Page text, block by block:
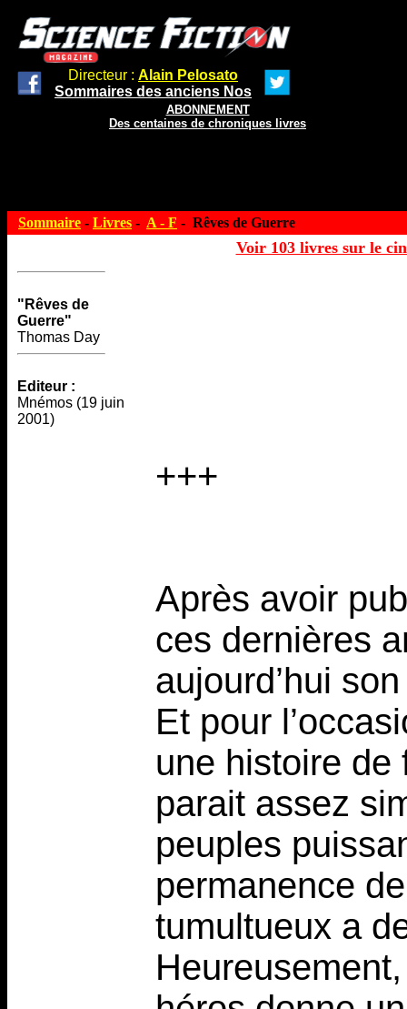
Directeur : Alain Pelosato
Sommaires des anciens Nos
ABONNEMENT
Des centaines de chroniques livres
Sommaire - Livres - A - F - Rêves de Guerre
Voir 103 livres sur le
"Rêves de
Guerre"
Thomas Day
Editeur :
Mnémos (19 juin
2001)
+++
Après avoir
ces dernières
aujourd’hui
Et pour
une histoire de
parait assez
peuples
permanence
tumultueux a